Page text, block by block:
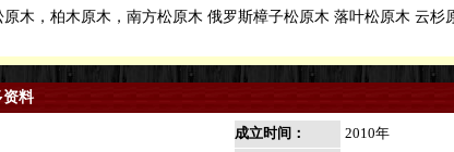
木，柏木原木，南方松原木 俄罗斯樟子松原木 落叶松原木 云杉
资料
成立时间：
2010年